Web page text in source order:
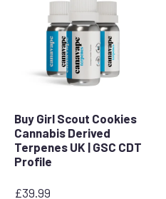
Buy Girl Scout Cookies
Cannabis Derived
Terpenes UK | GSC CDT
Profile
£39.99